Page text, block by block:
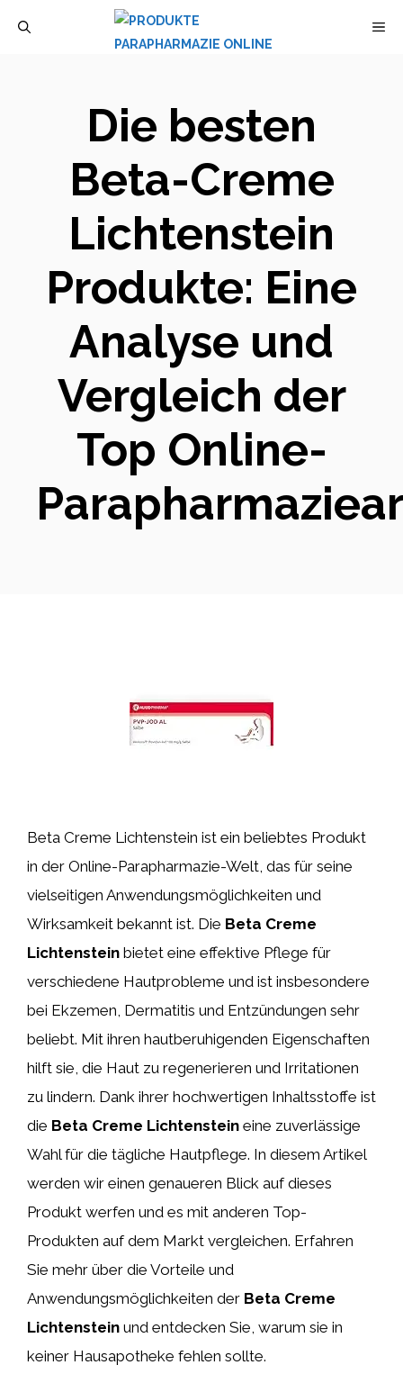
Die besten
Beta-Creme
Lichtenstein
Produkte: Eine
Analyse und
Vergleich der
Top Online-
Beta Creme Lichtenstein ist ein beliebtes Produkt
in der Online-Parapharmazie-Welt, das für seine
vielseitigen Anwendungsmöglichkeiten und
Wirksamkeit bekannt ist. Die Beta Creme
Lichtenstein bietet eine effektive Pflege für
verschiedene Hautprobleme und ist insbesondere
bei Ekzemen, Dermatitis und Entzündungen sehr
beliebt. Mit ihren hautberuhigenden Eigenschaften
hilft sie, die Haut zu regenerieren und Irritationen
zu lindern. Dank ihrer hochwertigen Inhaltsstoffe ist
die Beta Creme Lichtenstein eine zuverlässige
Wahl für die tägliche Hautpflege. In diesem Artikel
werden wir einen genaueren Blick auf dieses
Produkt werfen und es mit anderen Top-
Produkten auf dem Markt vergleichen. Erfahren
Sie mehr über die Vorteile und
Anwendungsmöglichkeiten der Beta Creme
Lichtenstein und entdecken Sie, warum sie in
keiner Hausapotheke fehlen sollte.